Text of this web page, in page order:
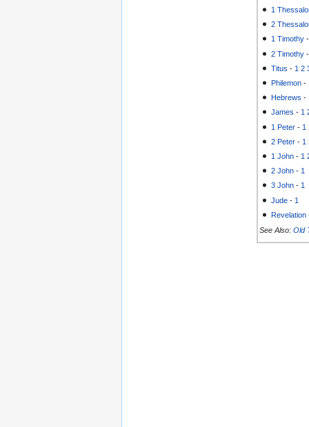
1
2
1 Timothy
2 Timothy
Titus - 1 2
Philemon -
Hebrews -
James - 1
1 Peter - 1
2 Peter - 1
1 John - 1
2 John - 1
3 John - 1
Jude - 1
Revelation
See Also: Old